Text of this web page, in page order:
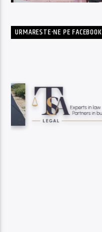
URMARESTE-NE PE FACEBOOK